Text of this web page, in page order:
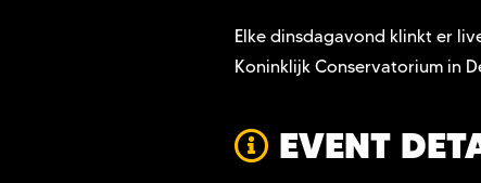
Elke dinsdagavond klinkt er
Koninklijk Conservatorium in
EVENT